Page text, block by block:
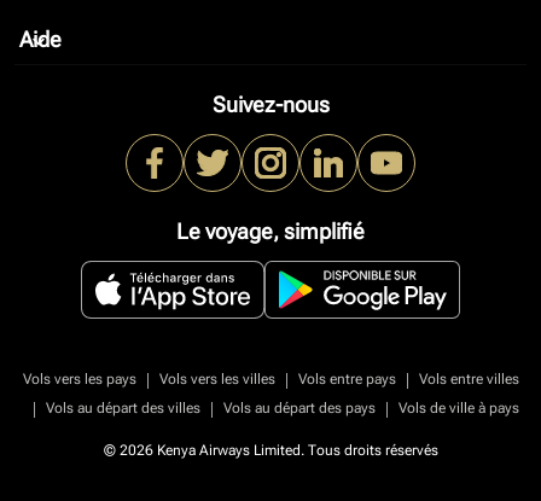
Aide
keyboard_arrow_down
Suivez-nous
Le voyage, simplifié
Vols vers les pays | Vols vers les villes | Vols entre pays |
Vols entre villes
|
Vols au départ des villes | Vols au départ des pays | Vols de ville à pays
© 2026 Kenya Airways Limited. Tous droits réservés